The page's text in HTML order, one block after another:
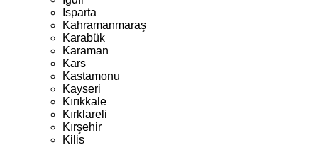
Isparta
Kahramanmaraş
Karabük
Karaman
Kars
Kastamonu
Kayseri
Kırıkkale
Kırklareli
Kırşehir
Kilis